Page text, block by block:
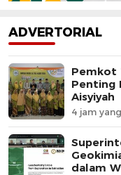
ADVERTORIAL
Pemkot
Penting
Aisyiyah
4 jam
dalam